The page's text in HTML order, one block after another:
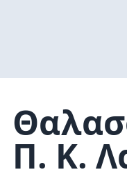
Π. Κ.